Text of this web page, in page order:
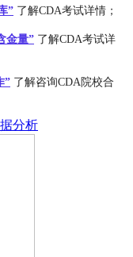
” 了解CDA考试详情；
金量” 了解CDA考试详
” 了解咨询CDA院校合
分析